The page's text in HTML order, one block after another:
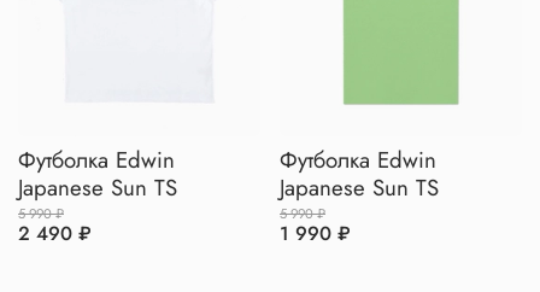
Футболка Edwin
Japanese Sun TS
5 990 ₽
2 490 ₽
Футболка Edwin
Japanese Sun TS
5 990 ₽
1 990 ₽